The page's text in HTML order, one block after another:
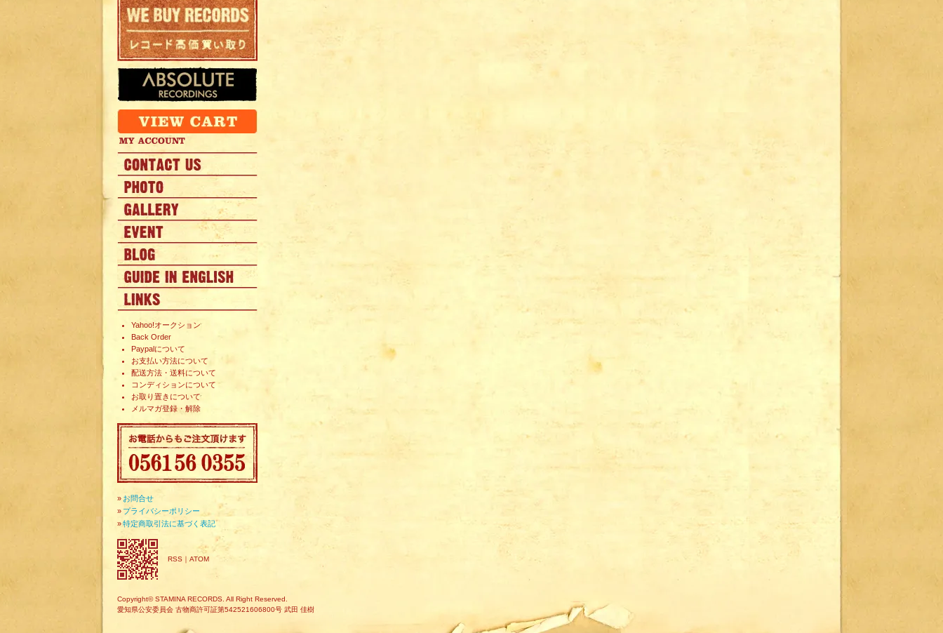
Yahoo!オークション
Back Order
Paypalについて
お支払い方法について
配送方法・送料について
コンディションについて
お取り置きについて
メルマガ登録・解除
» お問合せ
» プライバシーポリシー
»特定商取引法に基づく表記
RSS ｜ ATOM
Copyright© STAMINA RECORDS. All Right Reserved.
愛知県公安委員会 古物商許可証第542521606800号 武田 佳樹